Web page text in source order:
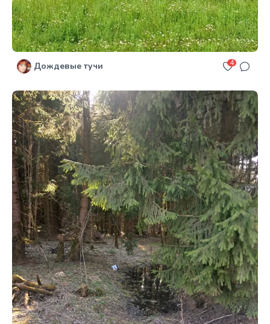
Дождевые тучи 4